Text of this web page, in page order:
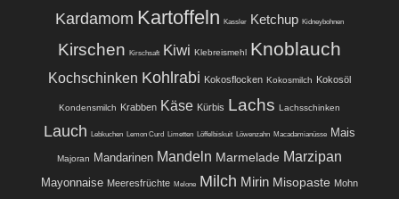
Kardamom Kartoffeln Kassler Ketchup Kidneybohnen
Kirschen Kirschsaft Kiwi Klebreismehl Knoblauch
Kochschinken Kohlrabi Kokosflocken Kokosmilch Kokosöl
Kondensmilch Krabben Käse Kürbis Lachs Lachsschinken
Lauch Lebkuchen Lemon Curd Limetten Löffelbiskuit Löwenzahn Macadamianüsse Mais
Majoran Mandarinen Mandeln Marmelade Marzipan
Mayonnaise Meeresfrüchte Melone Milch Mirin Misopaste Mohn